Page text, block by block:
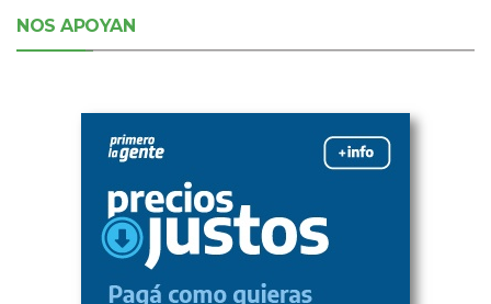
NOS APOYAN